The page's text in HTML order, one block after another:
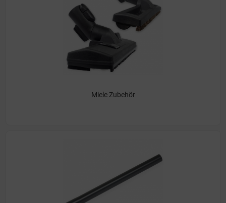
Miele Zubehör